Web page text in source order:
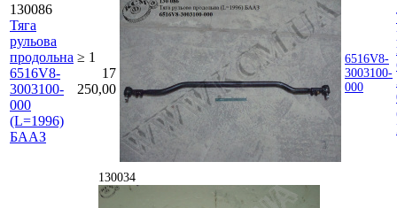
130086
Тяга
рульова
продольна
6516V8-
3003100-
000
(L=1996)
БААЗ
≥ 1
17
250,00
6516V8-
3003100-
000
130034